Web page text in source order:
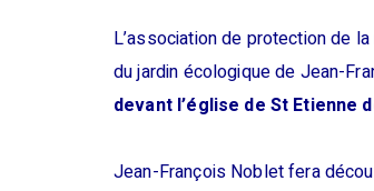
L’association de protection de
du jardin écologique de Jean-
devant l’église de St Etienne
Jean-François Noblet fera